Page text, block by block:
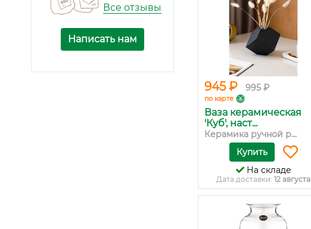
Все отзывы
Написать нам
945 ₽ 995 ₽
по карте
Ваза керамическая
'Куб', наст...
Керамика ручной р...
Купить
На складе
Дата доставки: 12 августа